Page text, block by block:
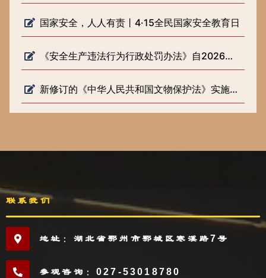
国家安全，人人有责丨4·15全民国家安全教育日
《安全生产违法行为行政处罚办法》自2026年2月1日起施行
新修订的《中华人民共和国文物保护法》实施一周年
联系我们
地址：湖北省鄂州市鄂城区寒溪路7号
参观咨询：027-53018780